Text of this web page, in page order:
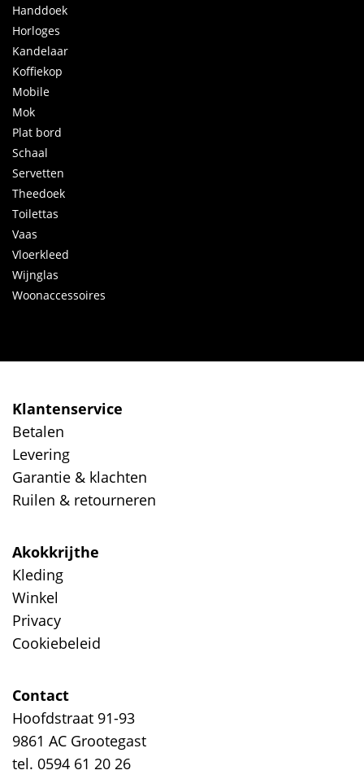
Handdoek
Horloges
Kandelaar
Koffiekop
Mobile
Mok
Plat bord
Schaal
Servetten
Theedoek
Toilettas
Vaas
Vloerkleed
Wijnglas
Woonaccessoires
Klantenservice
Betalen
Levering
Garantie & klachten
Ruilen & retourneren
Akokkrijthe
Kleding
Winkel
Privacy
Cookiebeleid
Contact
Hoofdstraat 91-93
9861 AC Grootegast
tel. 0594 61 20 26